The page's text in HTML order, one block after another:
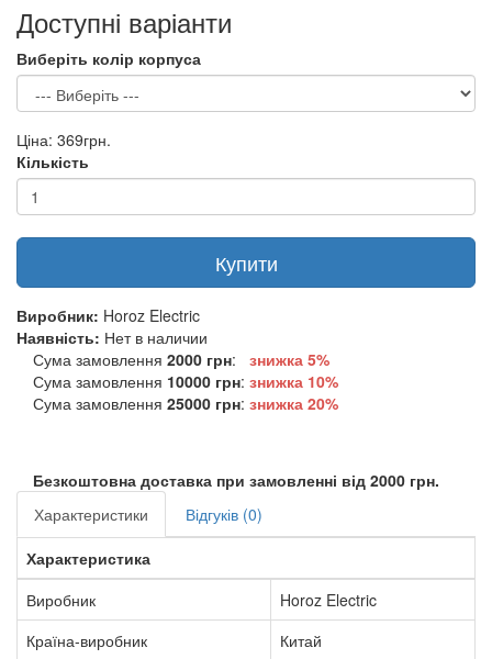
Доступні варіанти
Виберіть колір корпуса
Ціна: 369грн.
Кількість
Купити
Виробник: Horoz Electric
Наявність: Нет в наличии
Сума замовлення 2000 грн:
знижка 5%
Сума замовлення 10000 грн: знижка 10%
Сума замовлення 25000 грн: знижка 20%
Безкоштовна доставка при замовленні від 2000 грн.
Характеристики
Відгуків (0)
Характеристика
Виробник
Horoz Electric
Країна-виробник
Китай